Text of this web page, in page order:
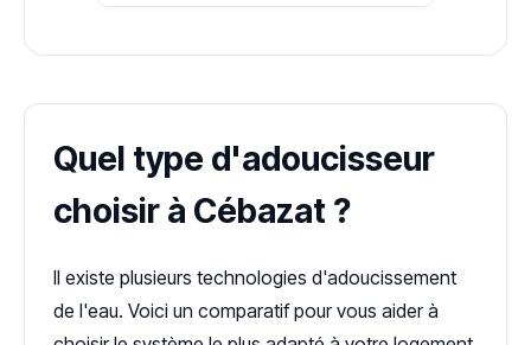
Quel type d'adoucisseur
choisir à Cébazat ?
Il existe plusieurs technologies d'adoucissement
de l'eau. Voici un comparatif pour vous aider à